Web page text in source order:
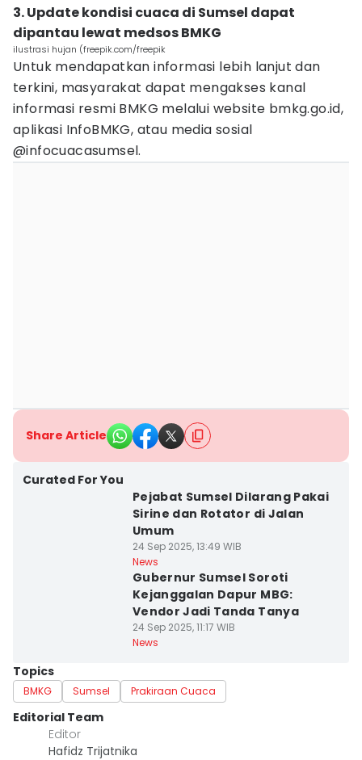
3. Update kondisi cuaca di Sumsel dapat
dipantau lewat medsos BMKG
ilustrasi hujan (freepik.com/freepik
Untuk mendapatkan informasi lebih lanjut dan
terkini, masyarakat dapat mengakses kanal
informasi resmi BMKG melalui website bmkg.go.id,
aplikasi InfoBMKG, atau media sosial
@infocuacasumsel.
Share Article
Curated For You
Pejabat Sumsel Dilarang Pakai
Sirine dan Rotator di Jalan
Umum
24 Sep 2025, 13:49 WIB
News
Gubernur Sumsel Soroti
Kejanggalan Dapur MBG:
Vendor Jadi Tanda Tanya
24 Sep 2025, 11:17 WIB
News
Topics
BMKG Sumsel Prakiraan Cuaca
Editorial Team
Editor
Hafidz Trijatnika